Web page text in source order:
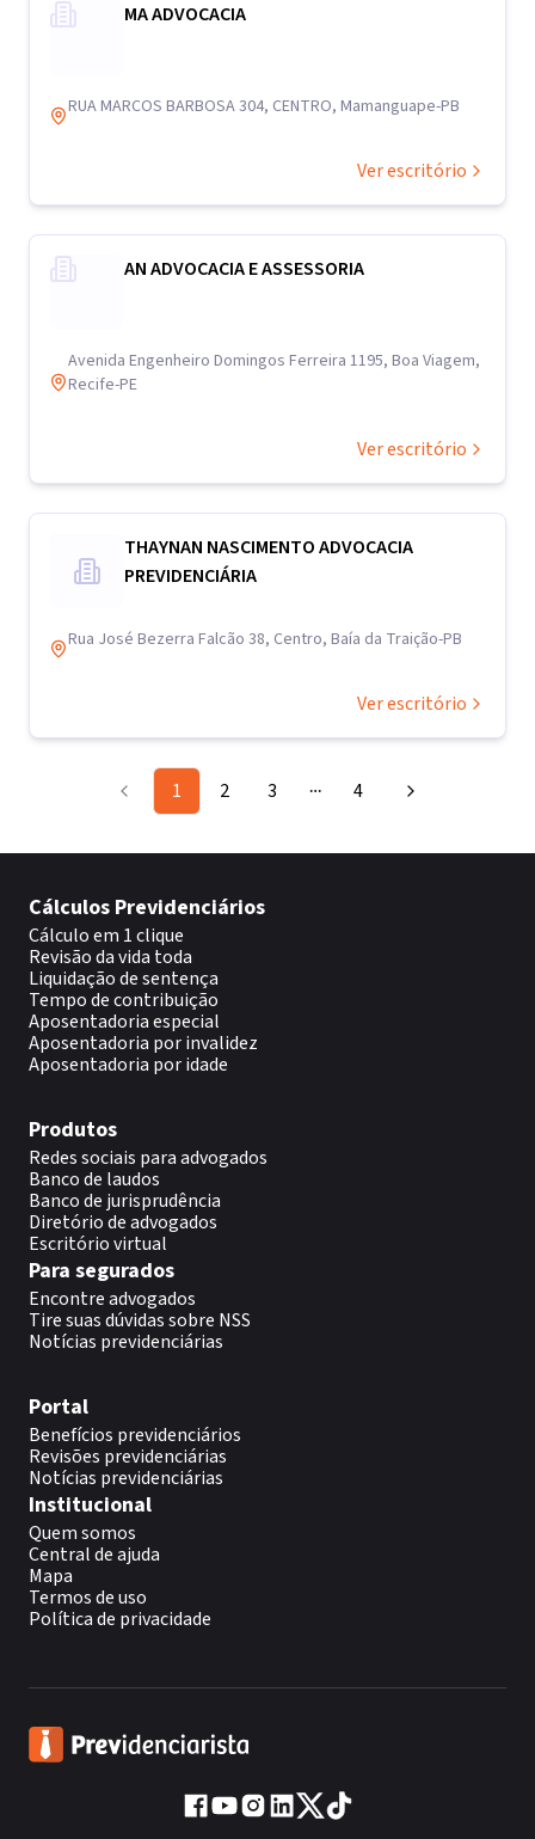
MA ADVOCACIA
RUA MARCOS BARBOSA 304, CENTRO, Mamanguape-PB
Ver escritório
AN ADVOCACIA E ASSESSORIA
Avenida Engenheiro Domingos Ferreira 1195, Boa Viagem,
Recife-PE
Ver escritório
THAYNAN NASCIMENTO ADVOCACIA
PREVIDENCIÁRIA
Rua José Bezerra Falcão 38, Centro, Baía da Traição-PB
Ver escritório
1 2 3 More pages
4
Cálculos Previdenciários
Cálculo em 1 clique
Revisão da vida toda
Liquidação de sentença
Tempo de contribuição
Aposentadoria especial
Aposentadoria por invalidez
Aposentadoria por idade
Produtos
Redes sociais para advogados
Banco de laudos
Banco de jurisprudência
Diretório de advogados
Escritório virtual
Para segurados
Encontre advogados
Tire suas dúvidas sobre NSS
Notícias previdenciárias
Portal
Benefícios previdenciários
Revisões previdenciárias
Notícias previdenciárias
Institucional
Quem somos
Central de ajuda
Mapa
Termos de uso
Política de privacidade